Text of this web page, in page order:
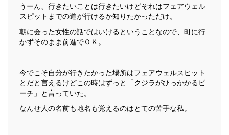
うーん、行きたいことは行きたいけどそれはフェアウェル
スピットまでの道が行けるか知りたかっただけ。
朝に会った女性の話ではいけるということなので、町に行
かずそのまま前進でＯＫ。
今でこそ自分が行きたかった場所はフェアウェルスピット
とだと言えるけどこの時はずっと「クジラがひっかかるビ
ーチ」と言っていた。
なんせ人の名前も地名も覚えるのはとての苦手な私。